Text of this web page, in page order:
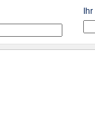
Ihr